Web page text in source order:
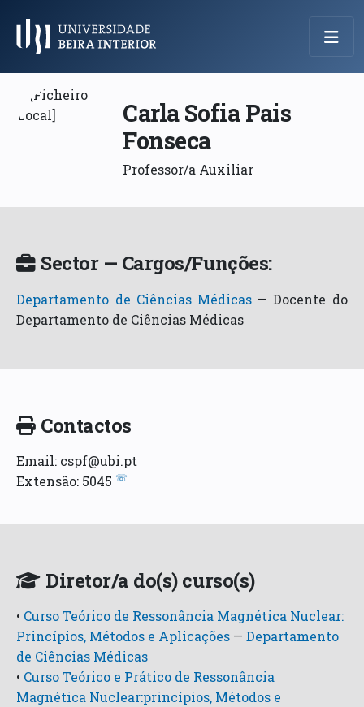
Menu Principal
Carla Sofia Pais
Fonseca
Professor/a Auxiliar
Sector — Cargos/Funções:
Departamento de Ciências Médicas —Docente do
Departamento de Ciências Médicas
Contactos
Email: cspf@ubi.pt
Extensão: 5045 ☏
Diretor/a do(s) curso(s)
• Curso Teórico de Ressonância Magnética Nuclear:
Princípios, Métodos e Aplicações —Departamento
de Ciências Médicas
• Curso Teórico e Prático de Ressonância
Magnética Nuclear:princípios, Métodos e